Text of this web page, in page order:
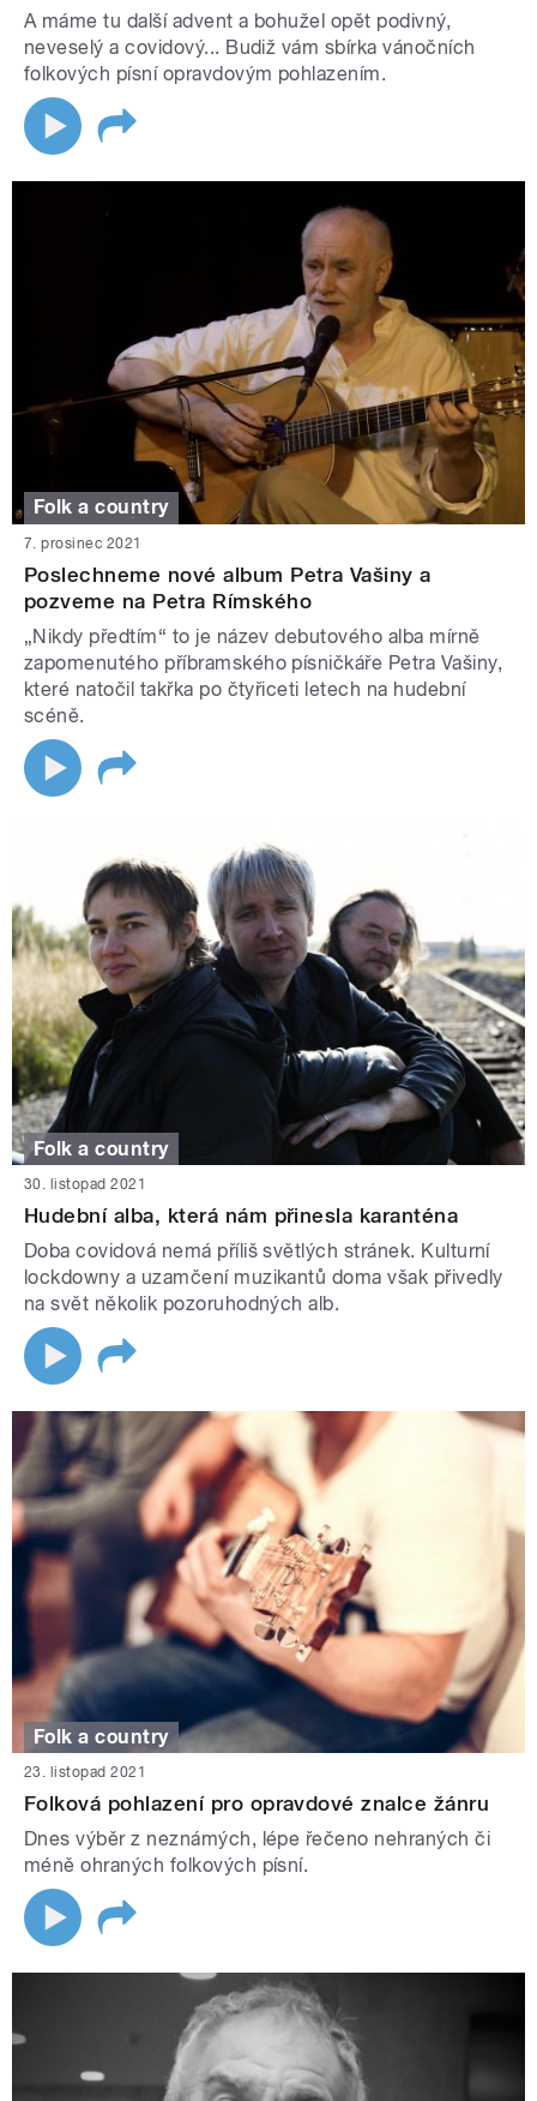
A máme tu další advent a bohužel opět podivný,
neveselý a covidový... Budiž vám sbírka vánočních
folkových písní opravdovým pohlazením.
Folk a country
7. prosinec 2021
Poslechneme nové album Petra Vašiny a
pozveme na Petra Rímského
„Nikdy předtím“ to je název debutového alba mírně
zapomenutého příbramského písničkáře Petra Vašiny,
které natočil takřka po čtyřiceti letech na hudební
scéně.
Folk a country
30. listopad 2021
Hudební alba, která nám přinesla karanténa
Doba covidová nemá příliš světlých stránek. Kulturní
lockdowny a uzamčení muzikantů doma však přivedly
na svět několik pozoruhodných alb.
Folk a country
23. listopad 2021
Folková pohlazení pro opravdové znalce žánru
Dnes výběr z neznámých, lépe řečeno nehraných či
méně ohraných folkových písní.